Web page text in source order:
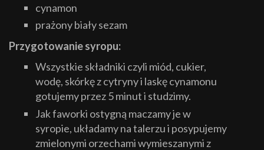
cynamon
prażony biały sezam
Przygotowanie syropu:
Wszystkie składniki czyli miód, cukier,
wodę, skórkę z cytryny i laskę cynamonu
gotujemy przez 5 minut i studzimy.
Jak faworki ostygną maczamy je w
syropie, układamy na talerzu i posypujemy
zmielonymi orzechami wymieszanymi z